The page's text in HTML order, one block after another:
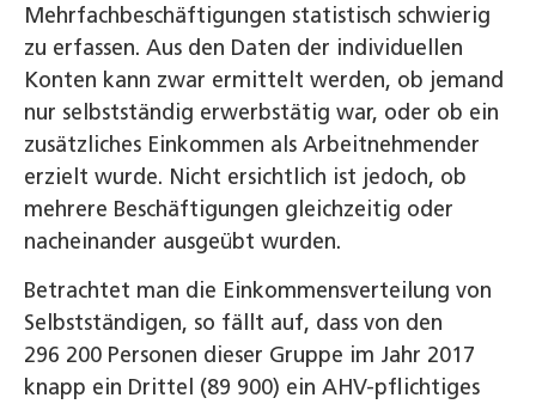
Mehrfachbeschäftigungen statistisch schwierig
zu erfassen. Aus den Daten der individuellen
Konten kann zwar ermittelt werden, ob jemand
nur selbstständig erwerbstätig war, oder ob ein
zusätzliches Einkommen als Arbeitnehmender
erzielt wurde. Nicht ersichtlich ist jedoch, ob
mehrere Beschäftigungen gleichzeitig oder
nacheinander ausgeübt wurden.
Betrachtet man die Einkommensverteilung von
Selbstständigen, so fällt auf, dass von den
296 200 Personen dieser Gruppe im Jahr 2017
knapp ein Drittel (89 900) ein AHV-pflichtiges